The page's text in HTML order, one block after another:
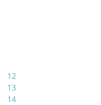
12
13
14